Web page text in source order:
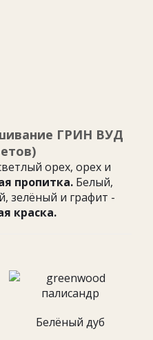
ГРИН ВУД
орех, орех и
пропитка.Белый,
зелёный и графит -
краска.
Белёный дуб